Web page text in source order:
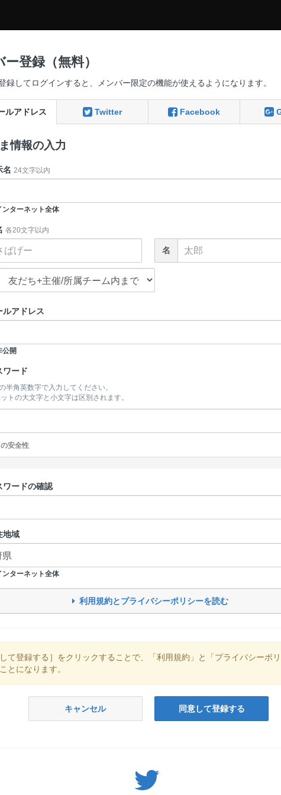
登録（無料）
録してログインすると、メンバー限定の機能が使えるようになります。
ルアドレス Twitter Facebook
情報の入力
名 24文字以内
ンターネット全体
各20文字以内
名
ルアドレス
公開
ワード
半角英数字で入力してください。
トの大文字と小文字は区別されます。
安全性
ワードの確認
地域
ンターネット全体
利用規約とプライバシーポリシーを読む
して登録する］をクリックすることで、「利用規約」と「プライバシーポ
とになります。
キャンセル 同意して登録する